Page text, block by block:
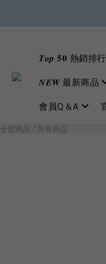
𝑻𝒐𝒑 𝟓𝟎 熱銷排
𝑵𝑬𝑾 最新商品
會員Q＆A
全部商品 / 所有商品